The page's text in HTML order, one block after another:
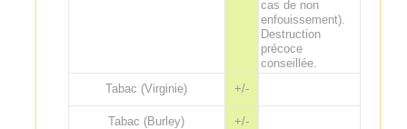
cas de non
enfouissement).
Destruction
précoce
conseillée.
Tabac (Virginie)
+/-
Tabac (Burley) +/-